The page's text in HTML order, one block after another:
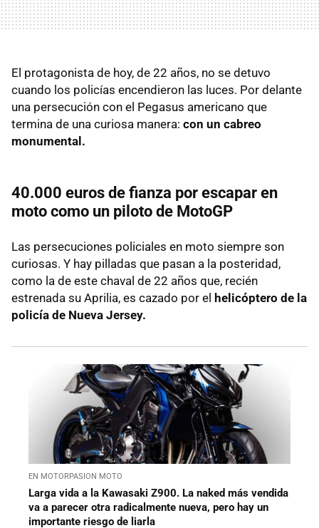
El protagonista de hoy, de 22 años, no se detuvo
cuando los policías encendieron las luces. Por delante
una persecución con el Pegasus americano que
termina de una curiosa manera: con un cabreo
monumental.
40.000 euros de fianza por escapar en
moto como un piloto de MotoGP
Las persecuciones policiales en moto siempre son
curiosas. Y hay pilladas que pasan a la posteridad,
como la de este chaval de 22 años que, recién
estrenada su Aprilia, es cazado por el helicóptero de la
policía de Nueva Jersey.
EN MOTORPASION MOTO
Larga vida a la Kawasaki Z900. La naked más vendida
va a parecer otra radicalmente nueva, pero hay un
importante riesgo de liarla